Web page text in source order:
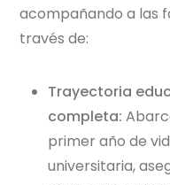
acompañando a las
través de:
Trayectoria
completa:
primer año de
universitaria,